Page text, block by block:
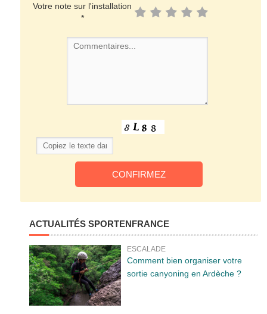
Votre note sur l'installation
*
ACTUALITÉS SPORTENFRANCE
ESCALADE
Comment bien organiser votre
sortie canyoning en Ardèche ?